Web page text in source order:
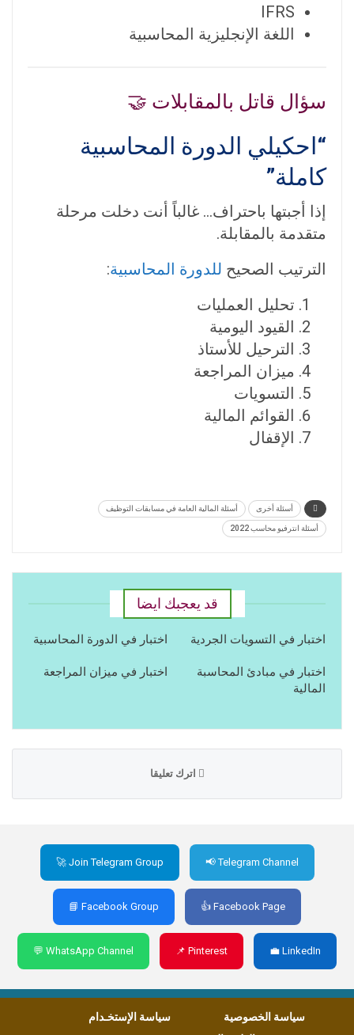
IFRS
اللغة الإنجليزية المحاسبية
سؤال قاتل بالمقابلات 🤝
“احكيلي الدورة المحاسبية
كاملة”
إذا أجبتها باحتراف… غالباً أنت دخلت مرحلة
متقدمة بالمقابلة.
الترتيب الصحيح للدورة المحاسبية:
تحليل العمليات
القيود اليومية
الترحيل للأستاذ
ميزان المراجعة
التسويات
القوائم المالية
الإقفال
أسئلة أخرى أسئلة المالية العامة في مسابقات التوظيف
أسئلة انترفيو محاسب 2022
قد يعجبك ايضا
اختبار في التسويات الجردية اختبار في الدورة المحاسبية
اختبار في مبادئ المحاسبة
المالية
اختبار في ميزان المراجعة
اترك تعليقا
🚀 Join Telegram Group 📢 Telegram Channel
📘 Facebook Group 👍 Facebook Page
💬 WhatsApp Channel 📌 Pinterest 💼 LinkedIn
سياسة الخصوصية
سياسة الإستخـدام